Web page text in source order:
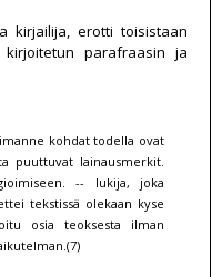
kirjailija, erotti toisistaan
parafraasin ja
kohdat todella ovat
puuttuvat lainausmerkit.
-- lukija, joka
tekstissä olekaan kyse
osia teoksesta ilman